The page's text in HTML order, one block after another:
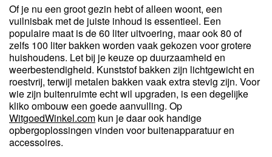
Of je nu een groot gezin hebt of alleen woont, een
vuilnisbak met de juiste inhoud is essentieel. Een
populaire maat is de 60 liter uitvoering, maar ook 80 of
zelfs 100 liter bakken worden vaak gekozen voor grotere
huishoudens. Let bij je keuze op duurzaamheid en
weerbestendigheid. Kunststof bakken zijn lichtgewicht en
roestvrij, terwijl metalen bakken vaak extra stevig zijn. Voor
wie zijn buitenruimte echt wil upgraden, is een degelijke
kliko ombouw een goede aanvulling. Op
WitgoedWinkel.com kun je daar ook handige
opbergoplossingen vinden voor buitenapparatuur en
accessoires.